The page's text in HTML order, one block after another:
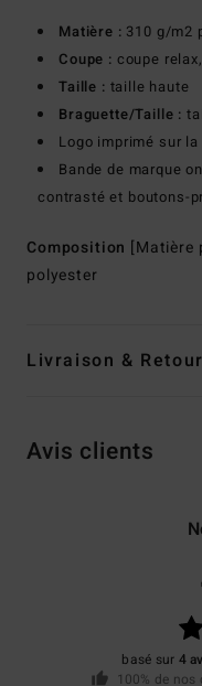
Matière : 310 g/m2
Coupe : coupe
Taille : taille haute
Braguette/Taille :
Logo imprimé sur
Bande de marque
contrasté et boutons-
Composition [Matière
polyester
Livraison &
Avis clients
basé sur 4
100% de